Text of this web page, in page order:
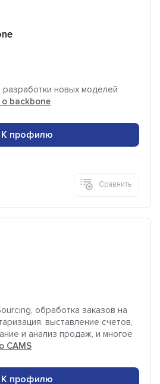
новых моделей
backbone
К профилю
Сравнить
обработка заказов на
выставление счетов,
и анализ продаж, и многое
CAMS
К профилю